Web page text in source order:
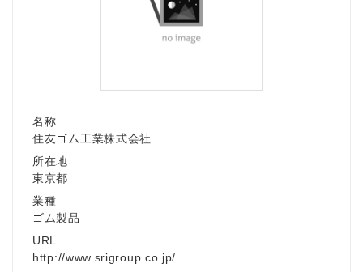
名称
住友ゴム工業株式会社
所在地
東京都
業種
ゴム製品
URL
http://www.srigroup.co.jp/